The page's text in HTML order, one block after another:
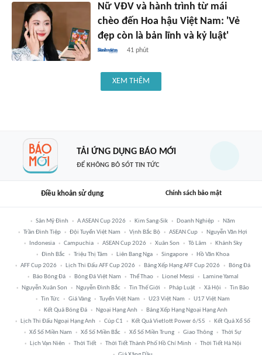
Nữ VĐV và hành trình từ mái
chèo đến Hoa hậu Việt Nam: 'Vẻ
đẹp còn là bản lĩnh và kỷ luật'
41 phút
XEM THÊM
TẢI ỨNG DỤNG BÁO MỚI
ĐỂ KHÔNG BỎ SÓT TIN TỨC
Điều khoản sử dụng Chính sách bảo mật
Sân Mỹ Đình A ASEAN Cup 2026 Kim Sang-Sik Doanh Nghiệp
Năm
Trần Đình Tiệp
Đội Tuyển Việt Nam Vịnh Bắc Bộ ASEAN Cup
Nguyễn Văn Hợi
Indonesia
Campuchia ASEAN Cup 2026 Xuân Son Tô Lâm
Khánh Sky
Đình Bắc
Triệu Thị Tâm Liên Bang Nga Singapore
Hồ Văn Khoa
AFF Cup 2026
Lịch Thi Đấu AFF Cup 2026 Bảng Xếp Hạng AFF Cup 2026
Bóng Đá
Báo Bóng Đá
Bóng Đá Việt Nam Thể Thao Lionel Messi
Lamine Yamal
Nguyễn Xuân Son
Nguyễn Đình Bắc Tin Thế Giới Pháp Luật Xã Hội
Tin Bão
Tin Tức
Giá Vàng Tuyển Việt Nam U23 Việt Nam
U17 Việt Nam
Kết Quả Bóng Đá
Ngoại Hạng Anh
Bảng Xếp Hạng Ngoại Hạng Anh
Lịch Thi Đấu Ngoại Hạng Anh
Cúp C1 Kết Quả Vietlott Power 6/55
Kết Quả Xổ Số
Xổ Số Miền Nam
Xổ Số Miền Bắc Xổ Số Miền Trung Giao Thông
Thời Sự
Lịch Vạn Niên
Thời Tiết Thời Tiết Thành Phố Hồ Chí Minh
Thời Tiết Hà Nội